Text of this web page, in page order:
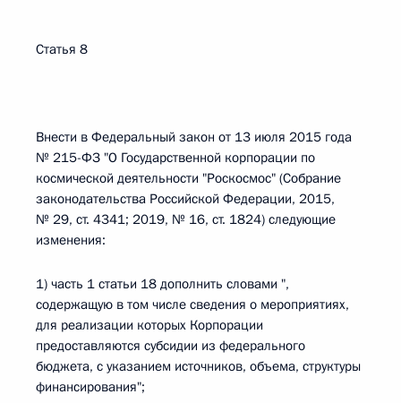
Статья 8
Внести в Федеральный закон от 13 июля 2015 года
№ 215-ФЗ "О Государственной корпорации по
космической деятельности "Роскосмос" (Собрание
законодательства Российской Федерации, 2015,
№ 29, ст. 4341; 2019, № 16, ст. 1824) следующие
изменения:
1) часть 1 статьи 18 дополнить словами ",
содержащую в том числе сведения о мероприятиях,
для реализации которых Корпорации
предоставляются субсидии из федерального
бюджета, с указанием источников, объема, структуры
финансирования";